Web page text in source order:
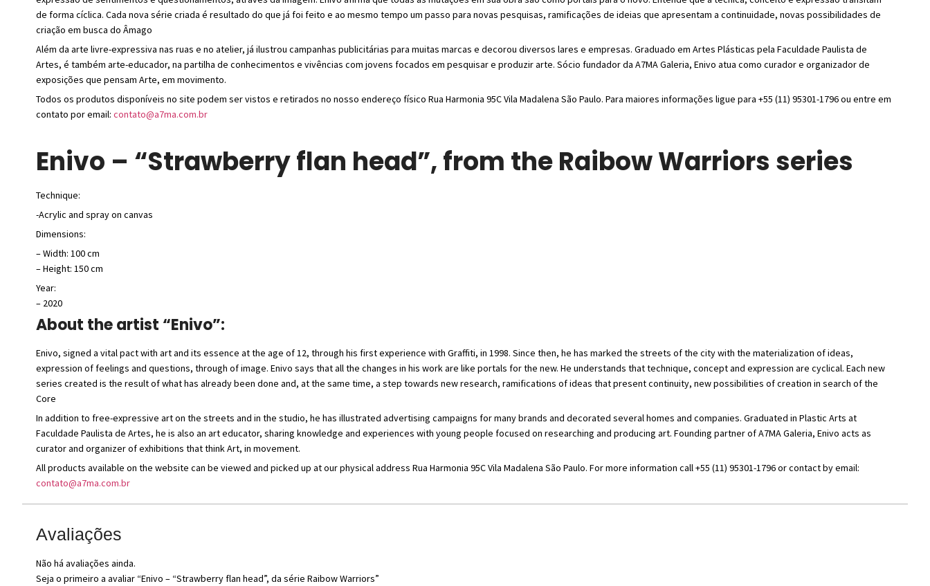
de forma cíclica. Cada nova série criada é resultado do que já foi feito e ao mesmo tempo um passo para novas pesquisas, ramificações de ideias que apresentam a continuidade, novas possibilidades de
criação em busca do Âmago
Além da arte livre-expressiva nas ruas e no atelier, já ilustrou campanhas publicitárias para muitas marcas e decorou diversos lares e empresas. Graduado em Artes Plásticas pela Faculdade Paulista de
Artes, é também arte-educador, na partilha de conhecimentos e vivências com jovens focados em pesquisar e produzir arte. Sócio fundador da A7MA Galeria, Enivo atua como curador e organizador de
exposições que pensam Arte, em movimento.
Todos os produtos disponíveis no site podem ser vistos e retirados no nosso endereço físico Rua Harmonia 95C Vila Madalena São Paulo. Para maiores informações ligue para +55 (11) 95301-1796 ou entre em
contato por email: contato@a7ma.com.br
Enivo – “Strawberry flan head”, from the Raibow Warriors series
Technique:
-Acrylic and spray on canvas
Dimensions:
– Width: 100 cm
– Height: 150 cm
Year:
– 2020
About the artist “Enivo”:
Enivo, signed a vital pact with art and its essence at the age of 12, through his first experience with Graffiti, in 1998. Since then, he has marked the streets of the city with the materialization of ideas,
expression of feelings and questions, through of image. Enivo says that all the changes in his work are like portals for the new. He understands that technique, concept and expression are cyclical. Each new
series created is the result of what has already been done and, at the same time, a step towards new research, ramifications of ideas that present continuity, new possibilities of creation in search of the
Core
In addition to free-expressive art on the streets and in the studio, he has illustrated advertising campaigns for many brands and decorated several homes and companies. Graduated in Plastic Arts at
Faculdade Paulista de Artes, he is also an art educator, sharing knowledge and experiences with young people focused on researching and producing art. Founding partner of A7MA Galeria, Enivo acts as
curator and organizer of exhibitions that think Art, in movement.
All products available on the website can be viewed and picked up at our physical address Rua Harmonia 95C Vila Madalena São Paulo. For more information call +55 (11) 95301-1796 or contact by email:
contato@a7ma.com.br
Avaliações
Não há avaliações ainda.
Seja o primeiro a avaliar “Enivo – “Strawberry flan head”, da série Raibow Warriors”